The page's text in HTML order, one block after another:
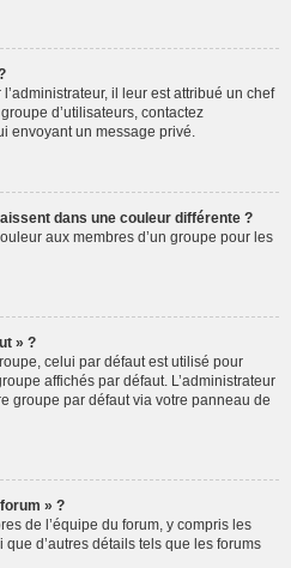
il leur est attribué un chef
d’utilisateurs, contactez
envoyant un message privé.
dans une couleur différente ?
aux membres d’un groupe pour les
» ?
celui par défaut est utilisé pour
affichés par défaut. L’administrateur
groupe par défaut via votre panneau de
» ?
de l’équipe du forum, y compris les
d’autres détails tels que les forums